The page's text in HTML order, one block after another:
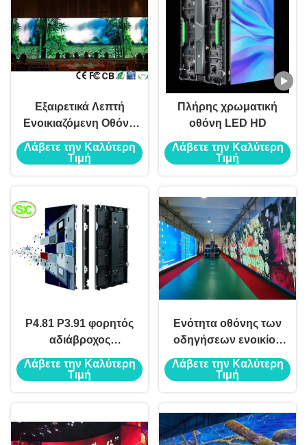
Εξαιρετικά Λεπτή
Ενοικιαζόμενη Οθόνη
LED Σκηνής
Λάβετε την Καλύτερη
Τιμή
Πλήρης χρωματική
οθόνη LED HD
Λάβετε την Καλύτερη
Τιμή
P4.81 P3.91 φορητός
αδιάβροχος
τηλεοπτικός τοίχος
επίδειξης ενοικίου
Λάβετε την Καλύτερη
Τιμή
Ενότητα οθόνης των
οδηγήσεων ενοικίου
P3.91 επίδειξης των
πλήρων οδηγήσεων
Λάβετε την Καλύτερη
Τιμή